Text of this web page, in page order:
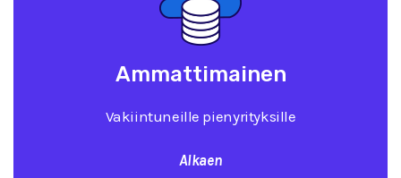
Ammattimainen
Vakiintuneille pienyrityksille
Alkaen